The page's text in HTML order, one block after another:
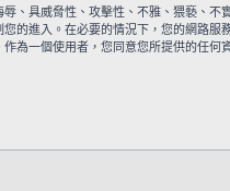
、具威脅性、攻擊性、不雅、猥褻、
的進入。在必要的情況下，您的網路
為一個使用者，您同意您所提供的任